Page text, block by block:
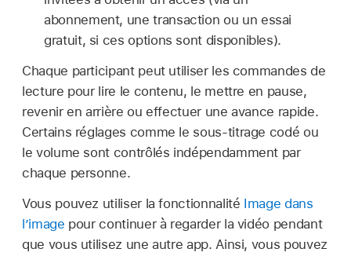
abonnement, une transaction ou un essai
gratuit, si ces options sont disponibles).
Chaque participant peut utiliser les commandes de
lecture pour lire le contenu, le mettre en pause,
revenir en arrière ou effectuer une avance rapide.
Certains réglages comme le sous-titrage codé ou
le volume sont contrôlés indépendamment par
chaque personne.
Vous pouvez utiliser la fonctionnalité Image dans
l’image pour continuer à regarder la vidéo pendant
que vous utilisez une autre app. Ainsi, vous pouvez